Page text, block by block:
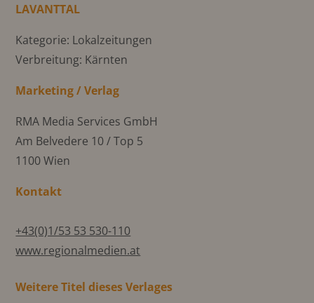
LAVANTTAL
Kategorie: Lokalzeitungen
Verbreitung: Kärnten
Marketing / Verlag
RMA Media Services GmbH
Am Belvedere 10 / Top 5
1100 Wien
Kontakt
+43(0)1/53 53 530-110
www.regionalmedien.at
Weitere Titel dieses Verlages